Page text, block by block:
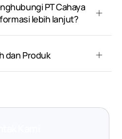
PT Cahaya
lebih lanjut?
dan Produk